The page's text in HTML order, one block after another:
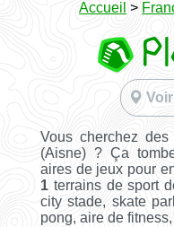
Accueil >
Vous cherchez
(Aisne) ? Ça
aires de jeux pour
1terrains de sport
city stade, skate
pong, aire de fitness,